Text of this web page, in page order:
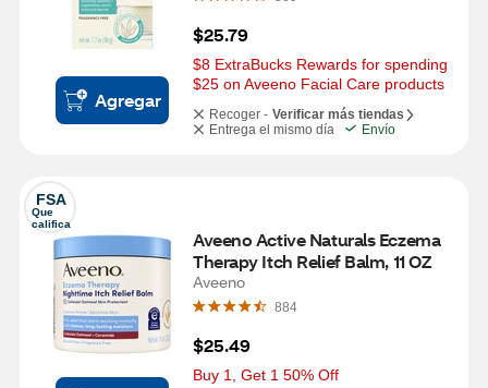
Agregar
$25.79
$8 ExtraBucks Rewards for spending
$25 on Aveeno Facial Care products
Recoger - Verificar más tiendas
Entrega el mismo día
Envío
FSA
Que
califica
Aveeno Active Naturals Eczema
Therapy Itch Relief Balm, 11 OZ
Aveeno
884
$25.49
Buy 1, Get 1 50% Off